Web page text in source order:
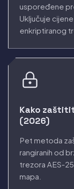
uspoređene
Uključuje
enkriptiranog
Kako
(2026)
Pet metoda
rangiranih od
trezora AES-
mapa.